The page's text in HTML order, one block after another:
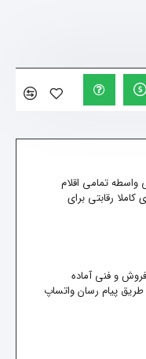
واسطه تمامی اقلام
رقابتی برای
و فنی آماده
پیام رسان واتساپ